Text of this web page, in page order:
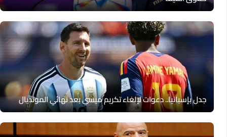
جدل بإسبانيا.. دعوات لإلغاء تكريم ميسي بعد نهائي المونديال